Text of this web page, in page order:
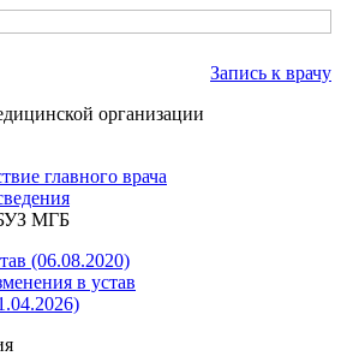
Запись к врачу
организации
главного врача
МГБ
(06.08.2020)
в устав